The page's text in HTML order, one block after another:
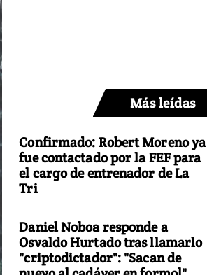
Más leídas
Confirmado: Robert Moreno ya
fue contactado por la FEF para
el cargo de entrenador de La
Tri
Daniel Noboa responde a
Osvaldo Hurtado tras llamarlo
"criptodictador": "Sacan de